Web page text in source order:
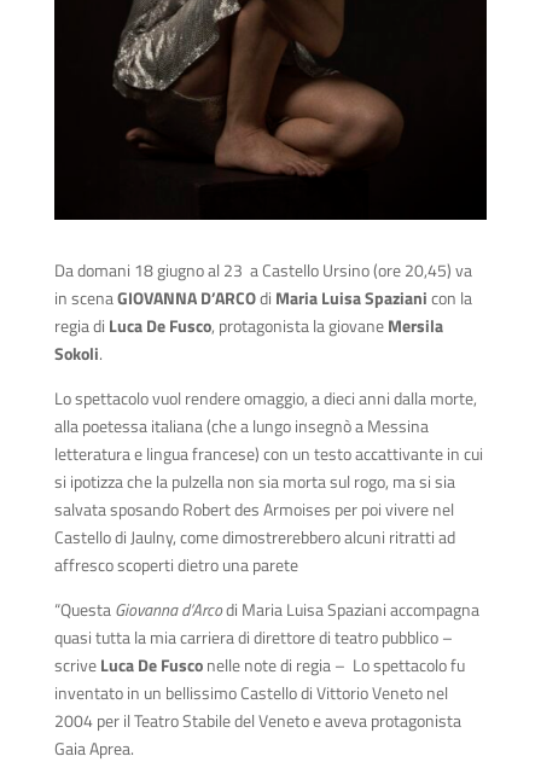
Da domani 18 giugno al 23 a Castello Ursino (ore 20,45) va
in scenaGIOVANNA D’ARCOdi Maria Luisa Spazianicon la
regia di Luca De Fusco, protagonista la giovaneMersila
Sokoli.
Lo spettacolo vuol rendere omaggio, a dieci anni dalla morte,
alla poetessa italiana (che a lungo insegnò a Messina
letteratura e lingua francese) con un testo accattivante in cui
si ipotizza che la pulzella non sia morta sul rogo, ma si sia
salvata sposando Robert des Armoises per poi vivere nel
Castello di Jaulny, come dimostrerebbero alcuni ritratti ad
affresco scoperti dietro una parete
“QuestaGiovanna d’Arcodi Maria Luisa Spaziani accompagna
quasi tutta la mia carriera di direttore di teatro pubblico –
scriveLuca De Fusconelle note di regia – Lo spettacolo fu
inventato in un bellissimo Castello di Vittorio Veneto nel
2004 per il Teatro Stabile del Veneto e aveva protagonista
Gaia Aprea.